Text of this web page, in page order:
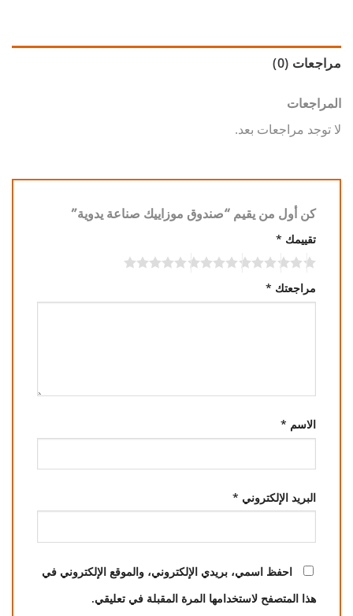
مراجعات (0)
المراجعات
لا توجد مراجعات بعد.
كن أول من يقيم “صندوق موزاييك صناعة يدوية”
تقييمك *
مراجعتك *
الاسم *
البريد الإلكتروني *
احفظ اسمي، بريدي الإلكتروني، والموقع الإلكتروني في
هذا المتصفح لاستخدامها المرة المقبلة في تعليقي.